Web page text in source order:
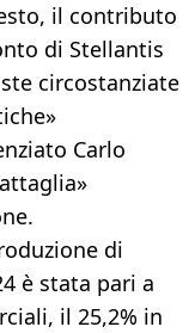
il contributo
di Stellantis
circostanziate
Carlo
di
è stata pari a
il 25,2% in